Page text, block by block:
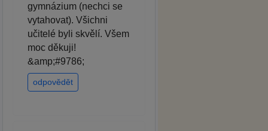
gymnázium (nechci se
vytahovat). Všichni
učitelé byli skvělí. Všem
moc děkuji!
&amp;#9786;
odpovědět